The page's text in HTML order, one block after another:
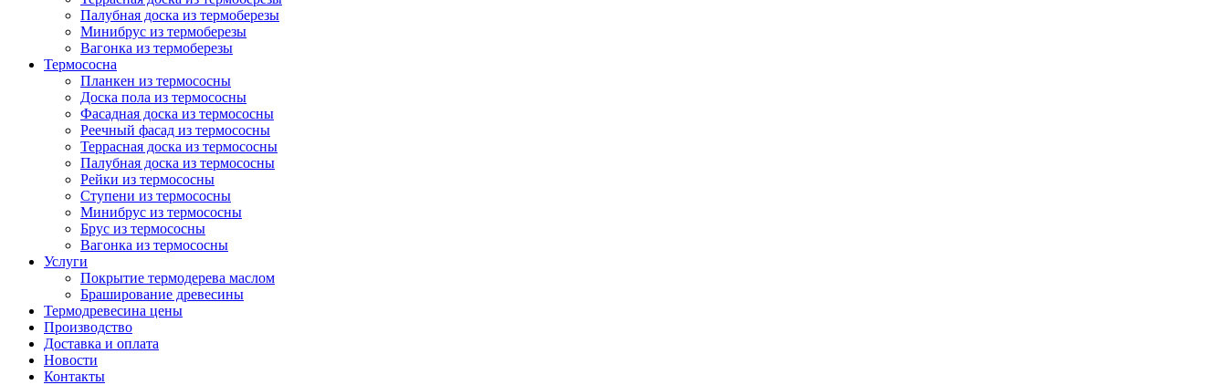
Палубная доска из термоберезы
Минибрус из термоберезы
Вагонка из термоберезы
Термососна
Планкен из термососны
Доска пола из термососны
Фасадная доска из термососны
Реечный фасад из термососны
Террасная доска из термососны
Палубная доска из термососны
Рейки из термососны
Ступени из термососны
Минибрус из термососны
Брус из термососны
Вагонка из термососны
Услуги
Покрытие термодерева маслом
Браширование древесины
Термодревесина цены
Производство
Доставка и оплата
Новости
Контакты